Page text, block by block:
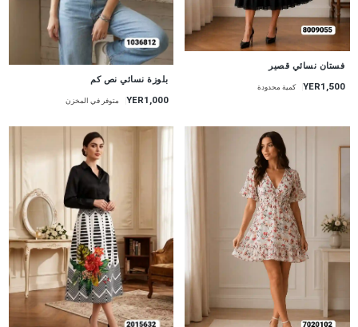
فستان نسائي قصير
YER1,500 كمية محدودة
جديد
بلوزة نسائي نص كم
YER1,000 متوفر في المخزن